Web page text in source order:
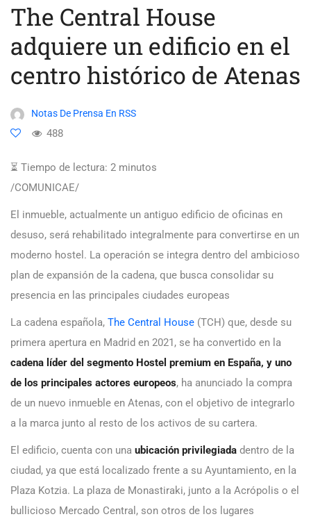
The Central House
adquiere un edificio en el
centro histórico de Atenas
Notas De Prensa En RSS
488
⏳ Tiempo de lectura: 2 minutos
/COMUNICAE/
El inmueble, actualmente un antiguo edificio de oficinas en
desuso, será rehabilitado integralmente para convertirse en un
moderno hostel. La operación se integra dentro del ambicioso
plan de expansión de la cadena, que busca consolidar su
presencia en las principales ciudades europeas
La cadena española, The Central House (TCH) que, desde su
primera apertura en Madrid en 2021, se ha convertido en la
cadena líder del segmento Hostel premium en España, y uno
de los principales actores europeos, ha anunciado la compra
de un nuevo inmueble en Atenas, con el objetivo de integrarlo
a la marca junto al resto de los activos de su cartera.
El edificio, cuenta con una ubicación privilegiada dentro de la
ciudad, ya que está localizado frente a su Ayuntamiento, en la
Plaza Kotzia. La plaza de Monastiraki, junto a la Acrópolis o el
bullicioso Mercado Central, son otros de los lugares